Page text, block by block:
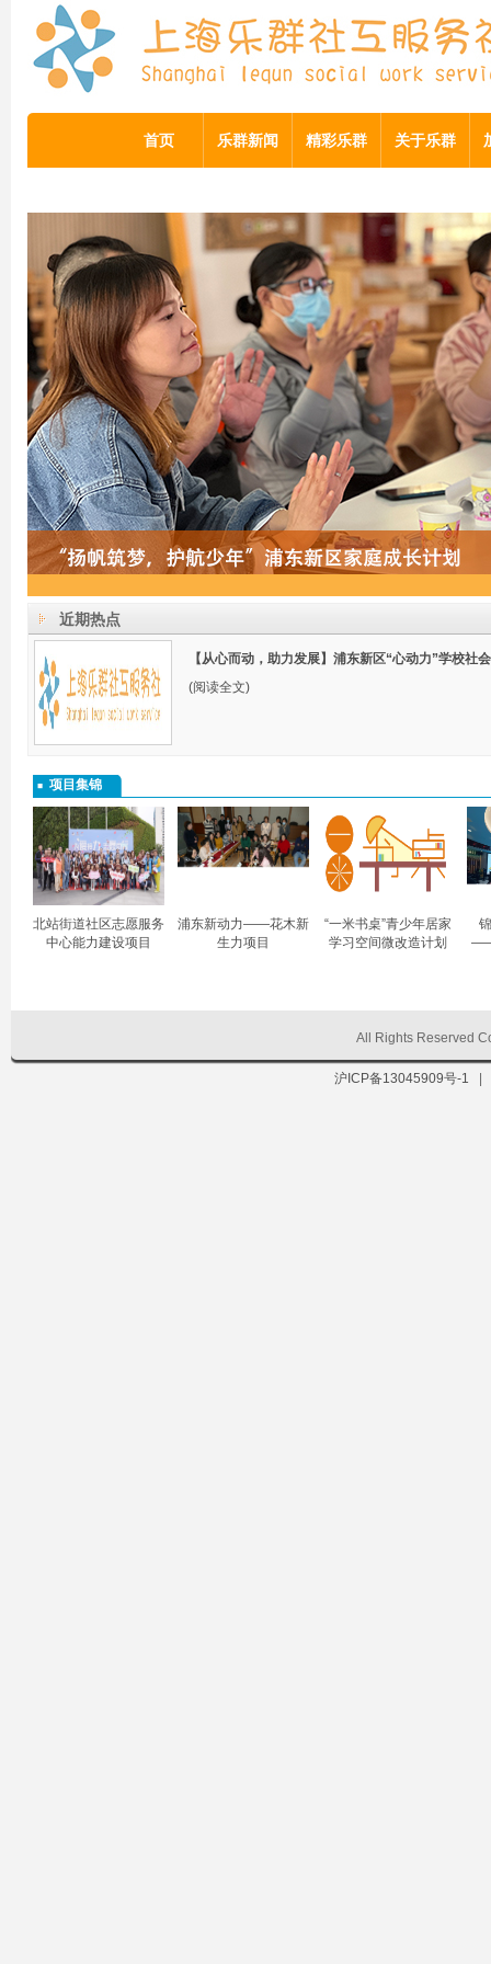
首页 乐群新闻 精彩乐群 关于乐群
近期热点
【从心而动，助力发展】浦东新区“心动力”学校社
(阅读全文)
项目集锦
北站街道社区志愿服务
中心能力建设项目
浦东新动力——花木新
生力项目
“一米书桌”青少年居家
学习空间微改造计划
All Rights Reserved
沪ICP备13045909号-1